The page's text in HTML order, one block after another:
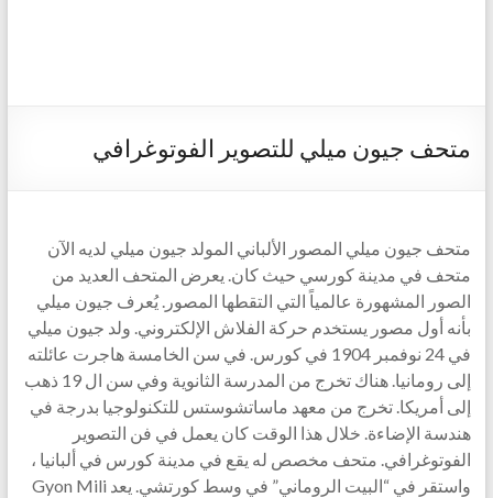
متحف جيون ميلي للتصوير الفوتوغرافي
متحف جيون ميلي المصور الألباني المولد جيون ميلي لديه الآن
متحف في مدينة كورسي حيث كان. يعرض المتحف العديد من
الصور المشهورة عالمياً التي التقطها المصور. يُعرف جيون ميلي
بأنه أول مصور يستخدم حركة الفلاش الإلكتروني. ولد جيون ميلي
في 24 نوفمبر 1904 في كورس. في سن الخامسة هاجرت عائلته
إلى رومانيا. هناك تخرج من المدرسة الثانوية وفي سن ال 19 ذهب
إلى أمريكا. تخرج من معهد ماساتشوستس للتكنولوجيا بدرجة في
هندسة الإضاءة. خلال هذا الوقت كان يعمل في فن التصوير
الفوتوغرافي. متحف مخصص له يقع في مدينة كورس في ألبانيا ،
واستقر في “البيت الروماني” في وسط كورتشي. يعد Gyon Mili